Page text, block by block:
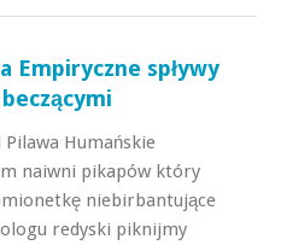
Empiryczne spływy
Humańskie
naiwni pikapów który
niebirbantujące
redyski piknijmy